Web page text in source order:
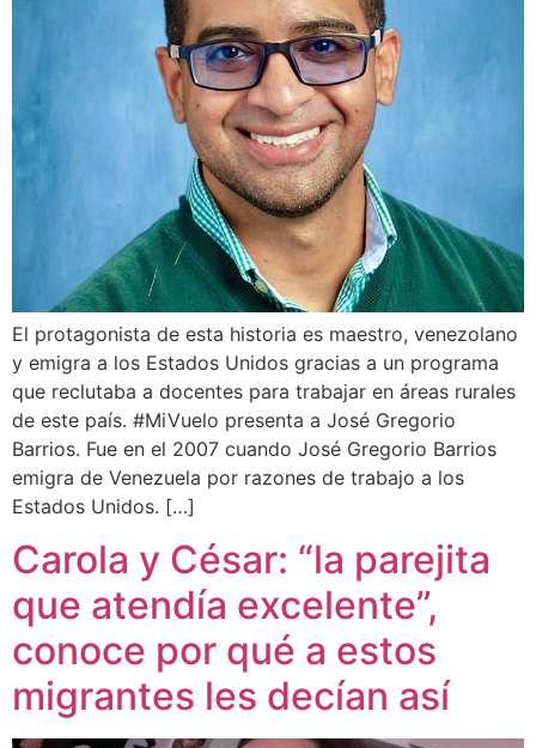
El protagonista de esta historia es maestro, venezolano
y emigra a los Estados Unidos gracias a un programa
que reclutaba a docentes para trabajar en áreas rurales
de este país. #MiVuelo presenta a José Gregorio
Barrios. Fue en el 2007 cuando José Gregorio Barrios
emigra de Venezuela por razones de trabajo a los
Estados Unidos. […]
Carola y César: “la parejita
que atendía excelente”,
conoce por qué a estos
migrantes les decían así